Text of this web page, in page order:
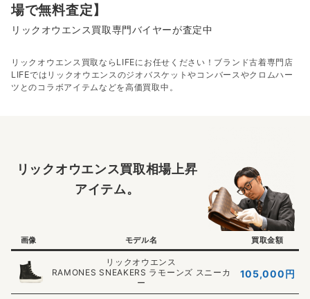
場で無料査定】
リックオウエンス買取専門バイヤーが査定中
リックオウエンス買取ならLIFEにお任せください！ブランド古着専門店
LIFEではリックオウエンスのジオバスケットやコンバースやクロムハー
ツとのコラボアイテムなどを高価買取中。
リックオウエンス買取相場上昇
アイテム。
画像 モデル名 買取金額
リックオウエンス
RAMONES SNEAKERS ラモーンズ スニーカ
ー
105,000円